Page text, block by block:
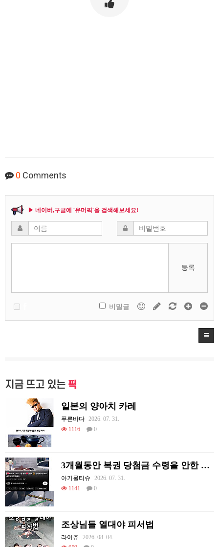
0 Comments
▶ 네이버,구글에 '유머픽'을 검색해보세요!
등록
비밀글
지금 뜨고 있는 픽
일본의 양아치 카레
푸른바다
2026. 07. 31.
1116
0
3개월동안 복권 당첨금 수령을 안한 이유
아기물티슈
2026. 07. 31.
1141
0
조상님들 열대야 피서법
라이츄
2026. 08. 04.